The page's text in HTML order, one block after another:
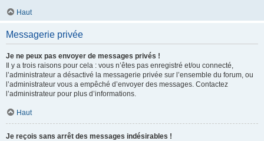
Haut
Messagerie privée
Je ne peux pas envoyer de messages privés !
Il y a trois raisons pour cela : vous n’êtes pas enregistré et/ou connecté,
l’administrateur a désactivé la messagerie privée sur l’ensemble du forum, ou
l’administrateur vous a empêché d’envoyer des messages. Contactez
l’administrateur pour plus d’informations.
Haut
Je reçois sans arrêt des messages indésirables !